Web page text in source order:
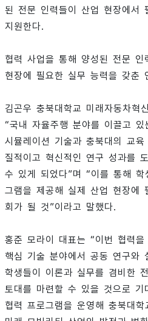
된 전문 인력들이 산업 현장에서
지원한다.
협력 사업을 통해 양성된 전문 인
현장에 필요한 실무 능력을 갖춘
김곤우 충북대학교 미래자동차혁
“국내 자율주행 분야를 이끌고
시뮬레이션 기술과 충북대의 교
질적이고 혁신적인 연구 성과를
수 있게 되었다”며 “이를 통해 학
그램을 제공해 실제 산업 현장에
회가 될 것”이라고 말했다.
홍준 모라이 대표는 “이번 협력
핵심 기술 분야에서 공동 연구와
학생들이 이론과 실무를 겸비한
토대를 마련할 수 있을 것으로 기
협력 프로그램을 운영해 충북대